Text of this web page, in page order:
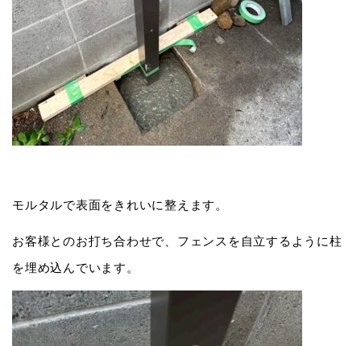
モルタルで表面をきれいに整えます。
お客様とのお打ち合わせで、フェンスを自立するように柱
を埋め込んでいます。